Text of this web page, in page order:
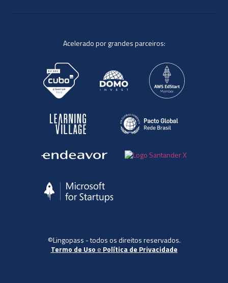
Acelerado por grandes parceiros:
©Lingopass - todos os direitos reservados.
Termo de Uso e Política de Privacidade